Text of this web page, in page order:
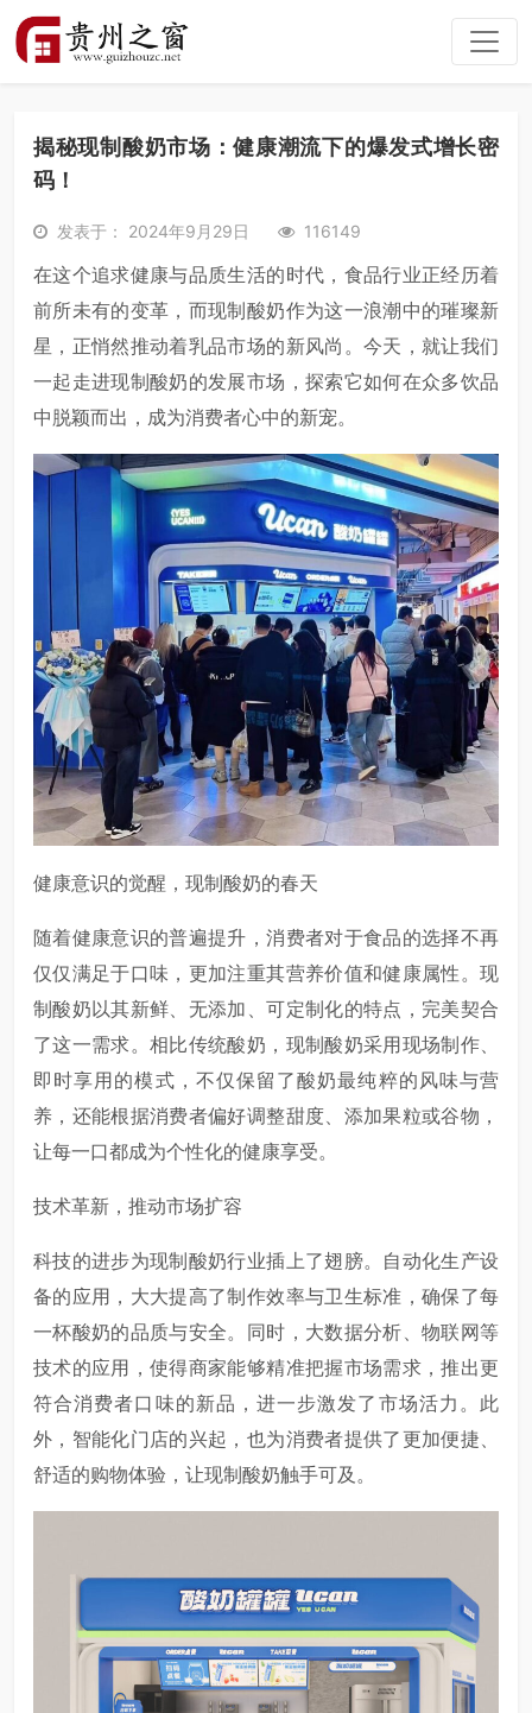
揭秘现制酸奶市场：健康潮流下的爆发式增长密
码！
发表于： 2024年9月29日 116149
在这个追求健康与品质生活的时代，食品行业正经历着
前所未有的变革，而现制酸奶作为这一浪潮中的璀璨新
星，正悄然推动着乳品市场的新风尚。今天，就让我们
一起走进现制酸奶的发展市场，探索它如何在众多饮品
中脱颖而出，成为消费者心中的新宠。
健康意识的觉醒，现制酸奶的春天
随着健康意识的普遍提升，消费者对于食品的选择不再
仅仅满足于口味，更加注重其营养价值和健康属性。现
制酸奶以其新鲜、无添加、可定制化的特点，完美契合
了这一需求。相比传统酸奶，现制酸奶采用现场制作、
即时享用的模式，不仅保留了酸奶最纯粹的风味与营
养，还能根据消费者偏好调整甜度、添加果粒或谷物，
让每一口都成为个性化的健康享受。
技术革新，推动市场扩容
科技的进步为现制酸奶行业插上了翅膀。自动化生产设
备的应用，大大提高了制作效率与卫生标准，确保了每
一杯酸奶的品质与安全。同时，大数据分析、物联网等
技术的应用，使得商家能够精准把握市场需求，推出更
符合消费者口味的新品，进一步激发了市场活力。此
外，智能化门店的兴起，也为消费者提供了更加便捷、
舒适的购物体验，让现制酸奶触手可及。